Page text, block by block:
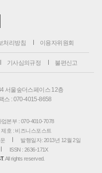
처리방침 이용자위원회
기사심의규정 불편신고
서울숲더스페이스 12층
스 : 070-4015-8658
업본부 : 070-4010-7078
제호 : 비즈니스포스트
발행일자: 2013년 12월 2일
ISSN : 2636-171X
. All rights reserved.